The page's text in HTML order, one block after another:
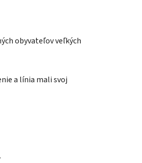
obyvateľov veľkých
a línia mali svoj